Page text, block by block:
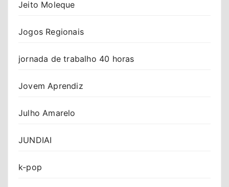
Jeito Moleque
Jogos Regionais
jornada de trabalho 40 horas
Jovem Aprendiz
Julho Amarelo
JUNDIAI
k-pop